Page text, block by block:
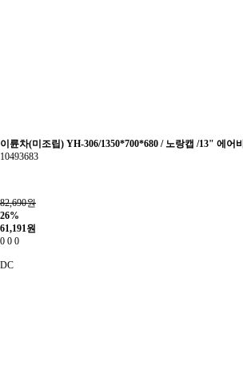
이륜차(미조립) YH-306/1350*700*680 / 노랑캡 /13" 에어
10493683
82,690원
26%
61,191원
0 0 0
DC